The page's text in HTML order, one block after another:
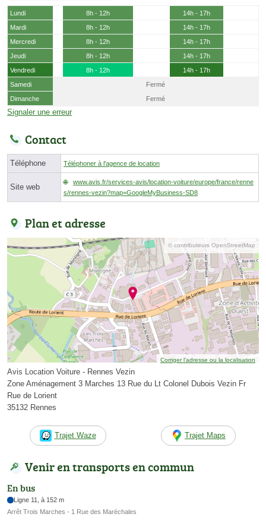
Lundi 8h - 12h
14h - 17h
Mardi
8h - 12h
14h - 17h
Mercredi
8h - 12h
14h - 17h
Jeudi
8h - 12h
14h - 17h
Vendredi
8h - 12h
14h - 17h
Samedi
Fermé
Dimanche
Fermé
Signaler une erreur
Contact
Téléphone Téléphoner à l'agence de location
Site web
www.avis.fr/services-avis/location-voiture/europe/france/renne
s/rennes-vezin?map=GoogleMyBusiness-SD8
Plan et adresse
© contributeurs OpenStreetMap
Corriger l’adresse ou la localisation
Avis Location Voiture - Rennes Vezin
Zone Aménagement 3 Marches 13 Rue du Lt Colonel Dubois Vezin Fr
Rue de Lorient
35132 Rennes
Trajet Waze Trajet Maps
Venir en transports en commun
En bus
Ligne 11, à 152 m
Arrêt Trois Marches - 1 Rue des Maréchales